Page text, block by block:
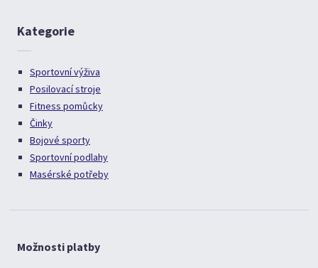
Kategorie
Sportovní výživa
Posilovací stroje
Fitness pomůcky
Činky
Bojové sporty
Sportovní podlahy
Masérské potřeby
Možnosti platby